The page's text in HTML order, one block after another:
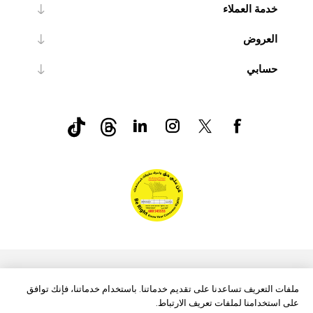
خدمة العملاء
العروض
حسابي
ملفات التعريف تساعدنا على تقديم خدماتنا. باستخدام خدماتنا، فإنك توافق
على استخدامنا لملفات تعريف الارتباط.